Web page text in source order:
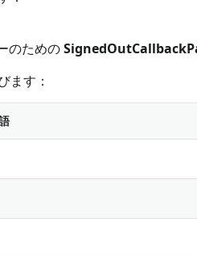
のための
ます：